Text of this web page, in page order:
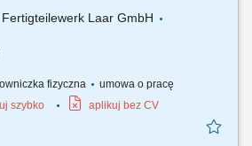
Laar GmbH
fizyczna
umowa o pracę
szybko aplikuj bez CV